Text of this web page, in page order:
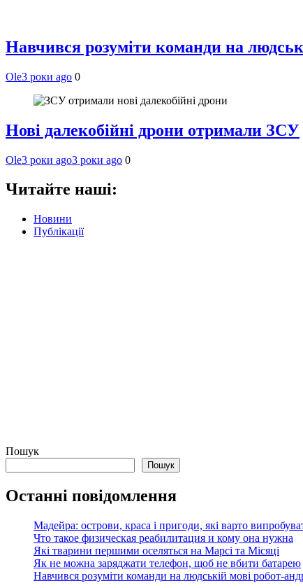
Навчився розуміти команди на
Ole3 роки ago 0
Нові далекобійні дрони отримали ЗСУ
Ole3 роки ago3 роки ago 0
Читайте наші:
Новини
Публікації
Пошук
Пошук
Останні повідомлення
Мадейра: острови, краса і пригоди, які варто
Что такое физическая реабилитация и кому она нужна
Які тварини першими оселяться на Марсі та Місяці
Як не можна заряджати телефон, щоб не вбити батарею
Навчився розуміти команди на людській мові робот-